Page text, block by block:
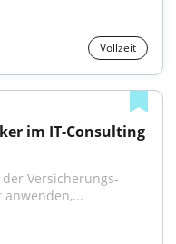
Vollzeit
im IT-Consulting
Versicherungs-